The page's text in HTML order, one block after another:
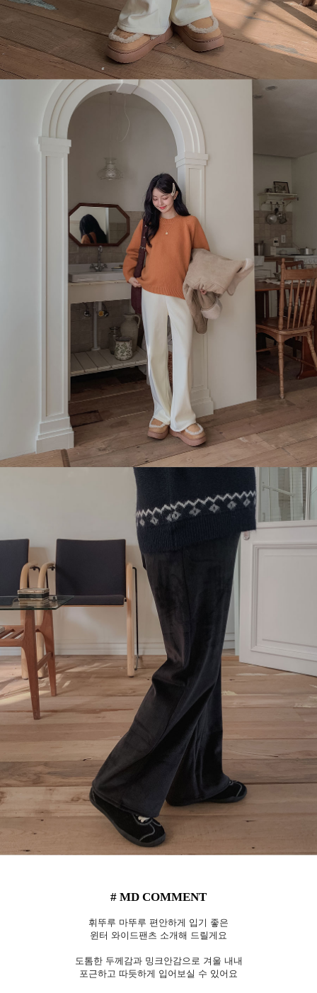
# MD COMMENT
휘뚜루 마뚜루 편안하게 입기 좋은
윈터 와이드팬츠 소개해 드릴게요
도톰한 두께감과 밍크안감으로 겨울 내내
포근하고 따듯하게 입어보실 수 있어요